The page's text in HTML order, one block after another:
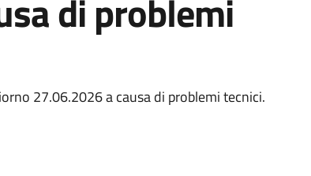
di problemi
27.06.2026 a causa di problemi tecnici.